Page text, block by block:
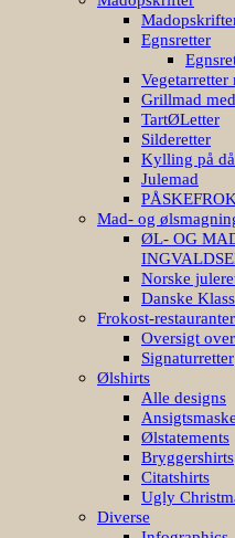
Egnsretter
Vegetarretter
Grillmad
TartØLetter
Silderetter
Kylling på
Julemad
Mad- og
ØL- OG
Norske
Danske
Frokost-restauranter
Oversigt
Signaturretter
Ølshirts
Alle designs
Ølstatements
Bryggershirts
Citatshirts
Ugly
Diverse